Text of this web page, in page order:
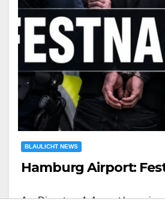
BLAULICHT NEWS
Hamburg Airport:
Am Dienstag, 4. August kam